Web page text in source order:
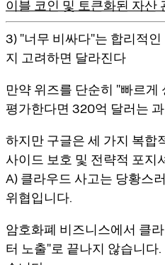
이블 코인 및 토큰화된 자산
3) "너무 비싸다"는 합리적
지 고려하면 달라진다
만약 위즈를 단순히 "빠르게
평가한다면 320억 달러는
하지만 구글은 세 가지 복합
사이드 보호 및 전략적 포지
A) 클라우드 사고는 당황스
위협입니다.
암호화폐 비즈니스에서 클
터 노출"로 끝나지 않습니다